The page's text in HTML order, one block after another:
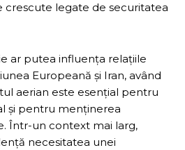
crescute legate de securitatea
ar putea influența relațiile
Europeană și Iran, având
aerian este esențial pentru
și pentru menținerea
Într-un context mai larg,
necesitatea unei